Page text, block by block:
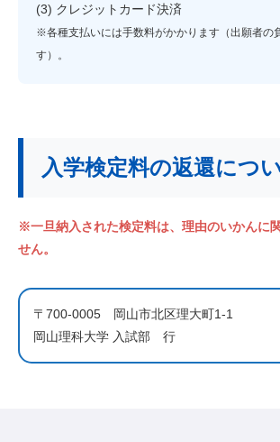
(3) クレジットカード決済
※各種支払いには手数料がかかります（出願者の
す）。
入学検定料の返還につ
※一旦納入された検定料は、理由のいかんに
せん。
〒700-0005 岡山市北区理大町1‐1
岡山理科大学 入試部 行